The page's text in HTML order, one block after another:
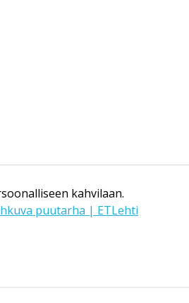
kahvilaan.
puutarha | ETLehti